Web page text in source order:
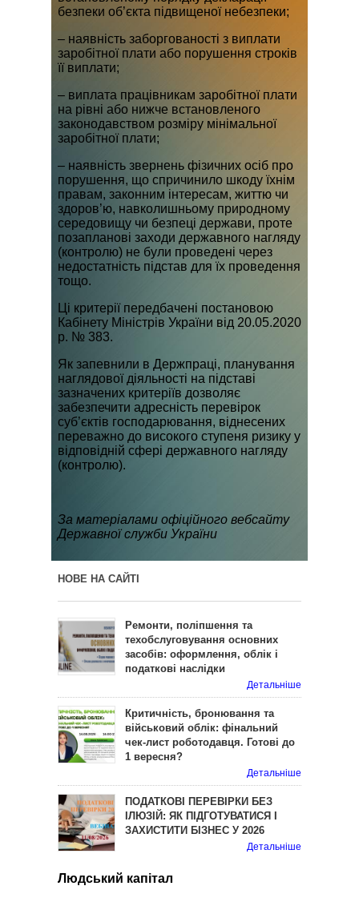
безпеки об’єкта підвищеної небезпеки;
– наявність заборгованості з виплати
заробітної плати або порушення строків
її виплати;
– виплата працівникам заробітної плати
на рівні або нижче встановленого
законодавством розміру мінімальної
заробітної плати;
– наявність звернень фізичних осіб про
порушення, що спричинило шкоду їхнім
правам, законним інтересам, життю чи
здоров’ю, навколишньому природному
середовищу чи безпеці держави, проте
позапланові заходи державного нагляду
(контролю) не були проведені через
недостатність підстав для їх проведення
тощо.
Ці критерії передбачені постановою
Кабінету Міністрів України від 20.05.2020
р. № 383.
Як запевнили в Держпраці, планування
наглядової діяльності на підставі
зазначених критеріїв дозволяє
забезпечити адресність перевірок
суб’єктів господарювання, віднесених
переважно до високого ступеня ризику у
відповідній сфері державного нагляду
(контролю).
За матеріалами офіційного вебсайту
Державної служби України
НОВЕ НА САЙТІ
Ремонти, поліпшення та
техобслуговування основних
засобів: оформлення, облік і
податкові наслідки
Детальніше
Критичність, бронювання та
військовий облік: фінальний
чек-лист роботодавця. Готові до
1 вересня?
Детальніше
ПОДАТКОВІ ПЕРЕВІРКИ БЕЗ
ІЛЮЗІЙ: ЯК ПІДГОТУВАТИСЯ І
ЗАХИСТИТИ БІЗНЕС У 2026
Детальніше
Людський капітал